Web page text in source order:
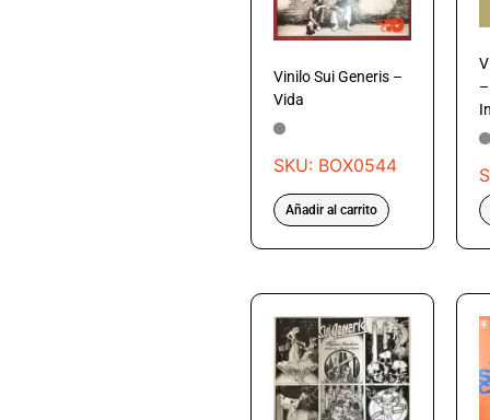
Vinilo Sui Generis –
Vida
SKU: BOX0544
Añadir al carrito